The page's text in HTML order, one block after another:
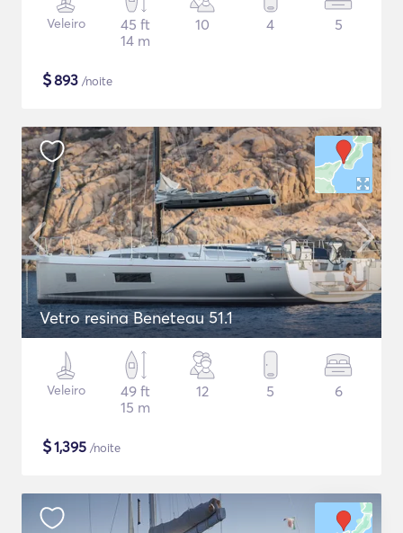
Veleiro
45 ft
14 m
10 4 5
$893 /noite
Vetro resina Beneteau 51.1
Veleiro
49 ft
15 m
12 5 6
$1,395 /noite